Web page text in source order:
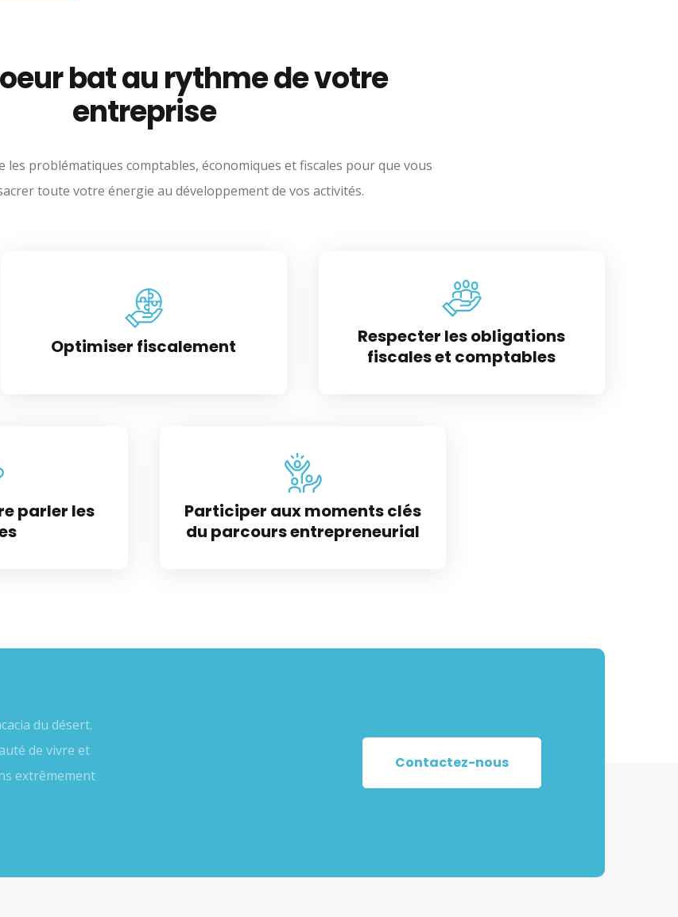
bat au rythme de votre
entreprise
les problématiques comptables, économiques et fiscales pour que vous
toute votre énergie au développement de vos activités.
Optimiser fiscalement
Respecter les obligations
fiscales et comptables
parler les
Participer aux moments clés
du parcours entrepreneurial
du désert.
de vivre et
extrêmement
Contactez-nous